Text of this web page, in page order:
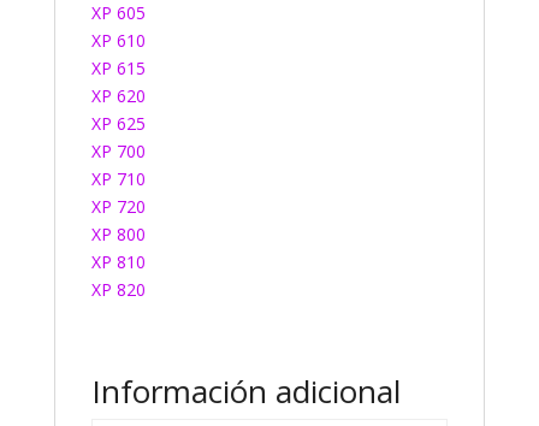
XP 605
XP 610
XP 615
XP 620
XP 625
XP 700
XP 710
XP 720
XP 800
XP 810
XP 820
Información adicional